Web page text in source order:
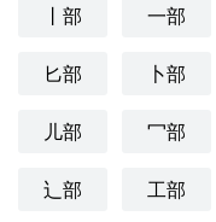
丨部 一部
匕部 卜部
儿部 冖部
辶部 工部